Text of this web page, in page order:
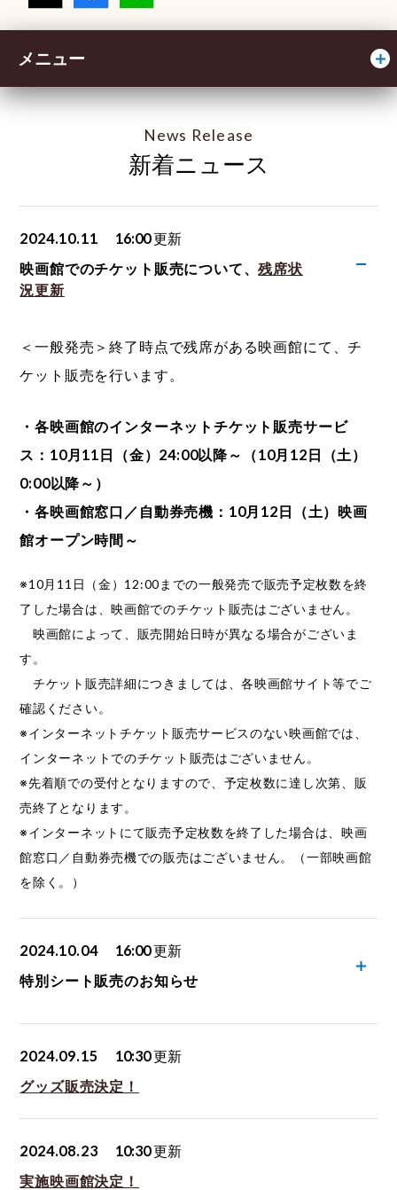
メニュー
News Release
新着ニュース
2024.10.11 16:00更新
映画館でのチケット販売について、残席状
況更新
＜一般発売＞終了時点で残席がある映画館にて、チ
ケット販売を行います。
・各映画館のインターネットチケット販売サービ
ス：10月11日（金）24:00以降～（10月12日（土）
0:00以降～）
・各映画館窓口／自動券売機：10月12日（土）映画
館オープン時間～
※10月11日（金）12:00までの一般発売で販売予定枚数を終
了した場合は、映画館でのチケット販売はございません。
映画館によって、販売開始日時が異なる場合がございま
す。
チケット販売詳細につきましては、各映画館サイト等でご
確認ください。
※インターネットチケット販売サービスのない映画館では、
インターネットでのチケット販売はございません。
※先着順での受付となりますので、予定枚数に達し次第、販
売終了となります。
※インターネットにて販売予定枚数を終了した場合は、映画
館窓口／自動券売機での販売はございません。（一部映画館
を除く。）
2024.10.04 16:00更新
特別シート販売のお知らせ
2024.09.15 10:30更新
グッズ販売決定！
2024.08.23 10:30更新
実施映画館決定！